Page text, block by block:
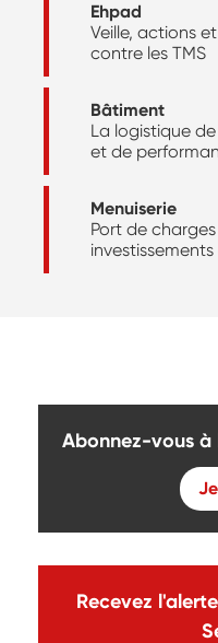
Ehpad
Veille, actions
contre les TMS
Bâtiment
La logistique
et de
Menuiserie
Port de
Abonnez-vous à
Recevez